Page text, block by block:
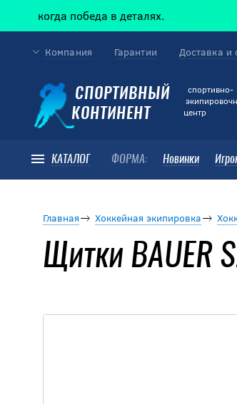
победа в деталях.
СПОРТИВНЫЙ
КОНТИНЕНТ
cпортивно-
центр
КАТАЛОГ ФОРМА: Новинки
Компания Гарантии Доставка и
Главная Хоккейная экипировка
Щитки BAUER